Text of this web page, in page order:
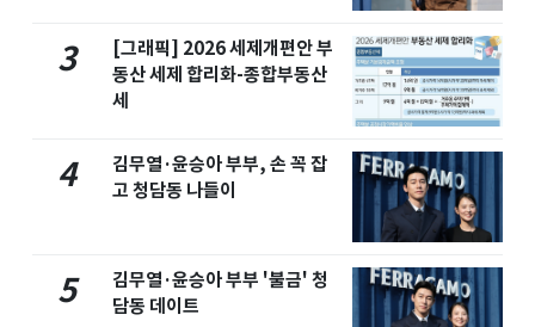
3
[그래픽] 2026 세제개편안 부
동산 세제 합리화-종합부동산
세
4
김무열·윤승아 부부, 손 꼭 잡
고 청담동 나들이
5
김무열·윤승아 부부 '불금' 청
담동 데이트